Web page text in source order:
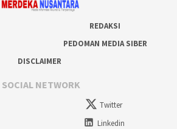
REDAKSI
PEDOMAN MEDIA SIBER
DISCLAIMER
SOCIAL NETWORK
Twitter
Linkedin